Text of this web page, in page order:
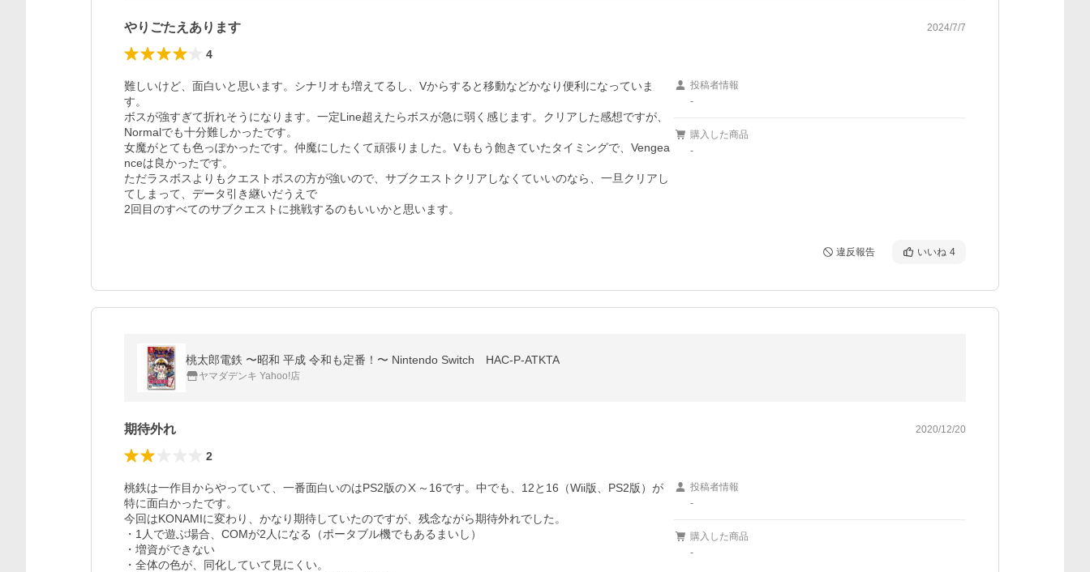
やりごたえあります 2024/7/7
4
難しいけど、面白いと思います。シナリオも増えてるし、Vからすると移動などかなり便利になっていま
す。
ボスが強すぎて折れそうになります。一定Line超えたらボスが急に弱く感じます。クリアした感想ですが、
Normalでも十分難しかったです。
女魔がとても色っぽかったです。仲魔にしたくて頑張りました。Vももう飽きていたタイミングで、Vengea
nceは良かったです。
ただラスボスよりもクエストボスの方が強いので、サブクエストクリアしなくていいのなら、一旦クリアし
てしまって、データ引き継いだうえで
2回目のすべてのサブクエストに挑戦するのもいいかと思います。
投稿者情報
-
購入した商品
-
違反報告 いいね 4
桃太郎電鉄 〜昭和 平成 令和も定番！〜 Nintendo Switch HAC-P-ATKTA
ヤマダデンキ Yahoo!店
期待外れ 2020/12/20
2
桃鉄は一作目からやっていて、一番面白いのはPS2版のⅩ～16です。中でも、12と16（Wii版、PS2版）が
特に面白かったです。
今回はKONAMIに変わり、かなり期待していたのですが、残念ながら期待外れでした。
・1人で遊ぶ場合、COMが2人になる（ポータブル機でもあるまいし）
・増資ができない
・全体の色が、同化していて見にくい。
投稿者情報
-
購入した商品
-